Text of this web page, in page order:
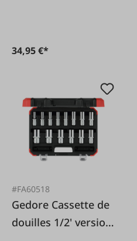
34,95 €*
#FA60518
Gedore Cassette de
douilles 1/2' version